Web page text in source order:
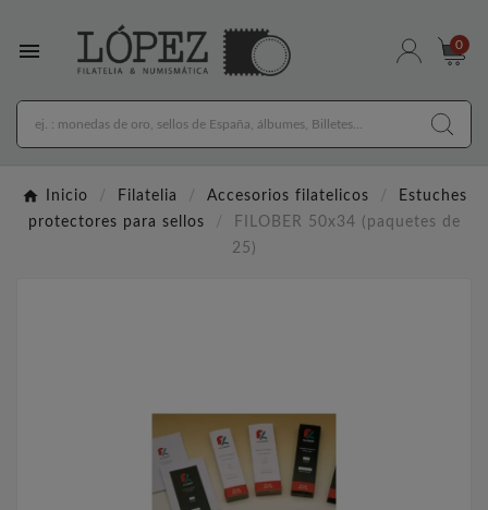
 0
Inicio Filatelia Accesorios filatelicos
Estuches
protectores para sellos
FILOBER 50x34 (paquetes de
25)